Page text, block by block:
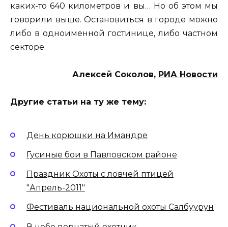
каких-то 640 километров и вы… Но об этом мы
говорили выше. Остановиться в городе можно
либо в одноименной гостинице, либо частном
секторе.
Алексей Соколов, РИА Новости
Другие статьи на ту же тему:
День корюшки на Имандре
Гусиные бои в Павловском районе
Праздник Охоты с ловчей птицей
"Апрель-2011"
Фестиваль национальной охоты Салбуурун